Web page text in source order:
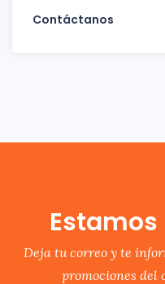
Contáctanos
Deja tu correo y te
promociones del